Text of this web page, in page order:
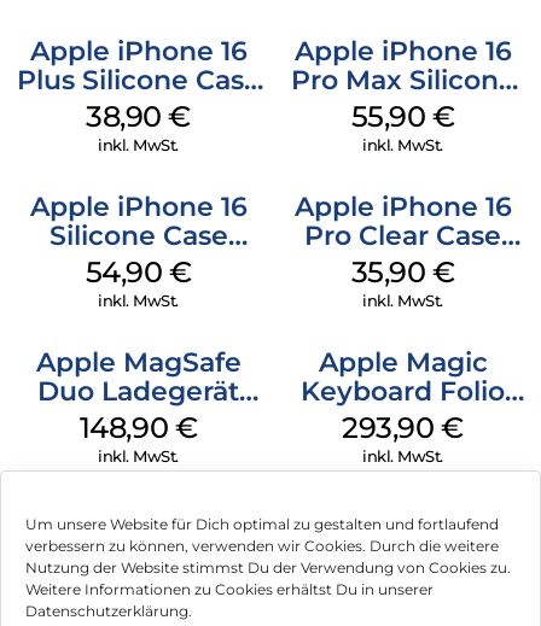
Um unsere Website für Dich optimal zu gestalten und fortlaufend
verbessern zu können, verwenden wir Cookies. Durch die weitere
Nutzung der Website stimmst Du der Verwendung von Cookies zu.
Weitere Informationen zu Cookies erhältst Du in unserer
Datenschutzerklärung.
Apple iPhone 16
Plus Silicone Case
MagSafe Denim
38,90€
inkl. MwSt.
Apple iPhone 16
Pro Max Silicone
Case MagSafe
Stone Gray
55,90 €
inkl. MwSt.
Apple iPhone 16
Silicone Case
MagSafe Black
54,90 €
inkl. MwSt.
Apple iPhone 16
Pro Clear Case
MagSafe
Transparent
35,90 €
inkl. MwSt.
Apple MagSafe
Duo Ladegerät
Weiß
148,90 €
inkl. MwSt.
Apple Magic
Keyboard Folio
iPad 10.9″ (10.Gen.)
Weiß
293,90€
inkl. MwSt.
Impressum